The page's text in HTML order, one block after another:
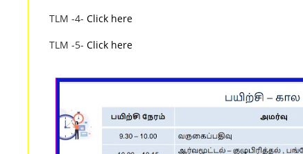
TLM -4- Click here
TLM -5- Click here